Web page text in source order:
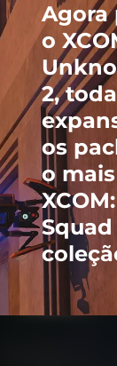
Agora
o
2,
os
o